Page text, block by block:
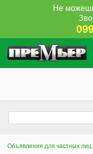
Не
Объявления для частных лиц